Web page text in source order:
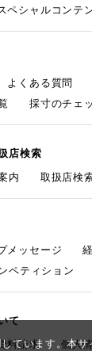
ています。本
ペシャルコンテ
よくある質問
採寸のチェ
店検索
内
取扱店検
メッセージ
ペティション
て
料請求 個人